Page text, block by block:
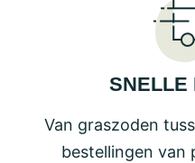
SNELLE
Van graszoden
bestellingen van